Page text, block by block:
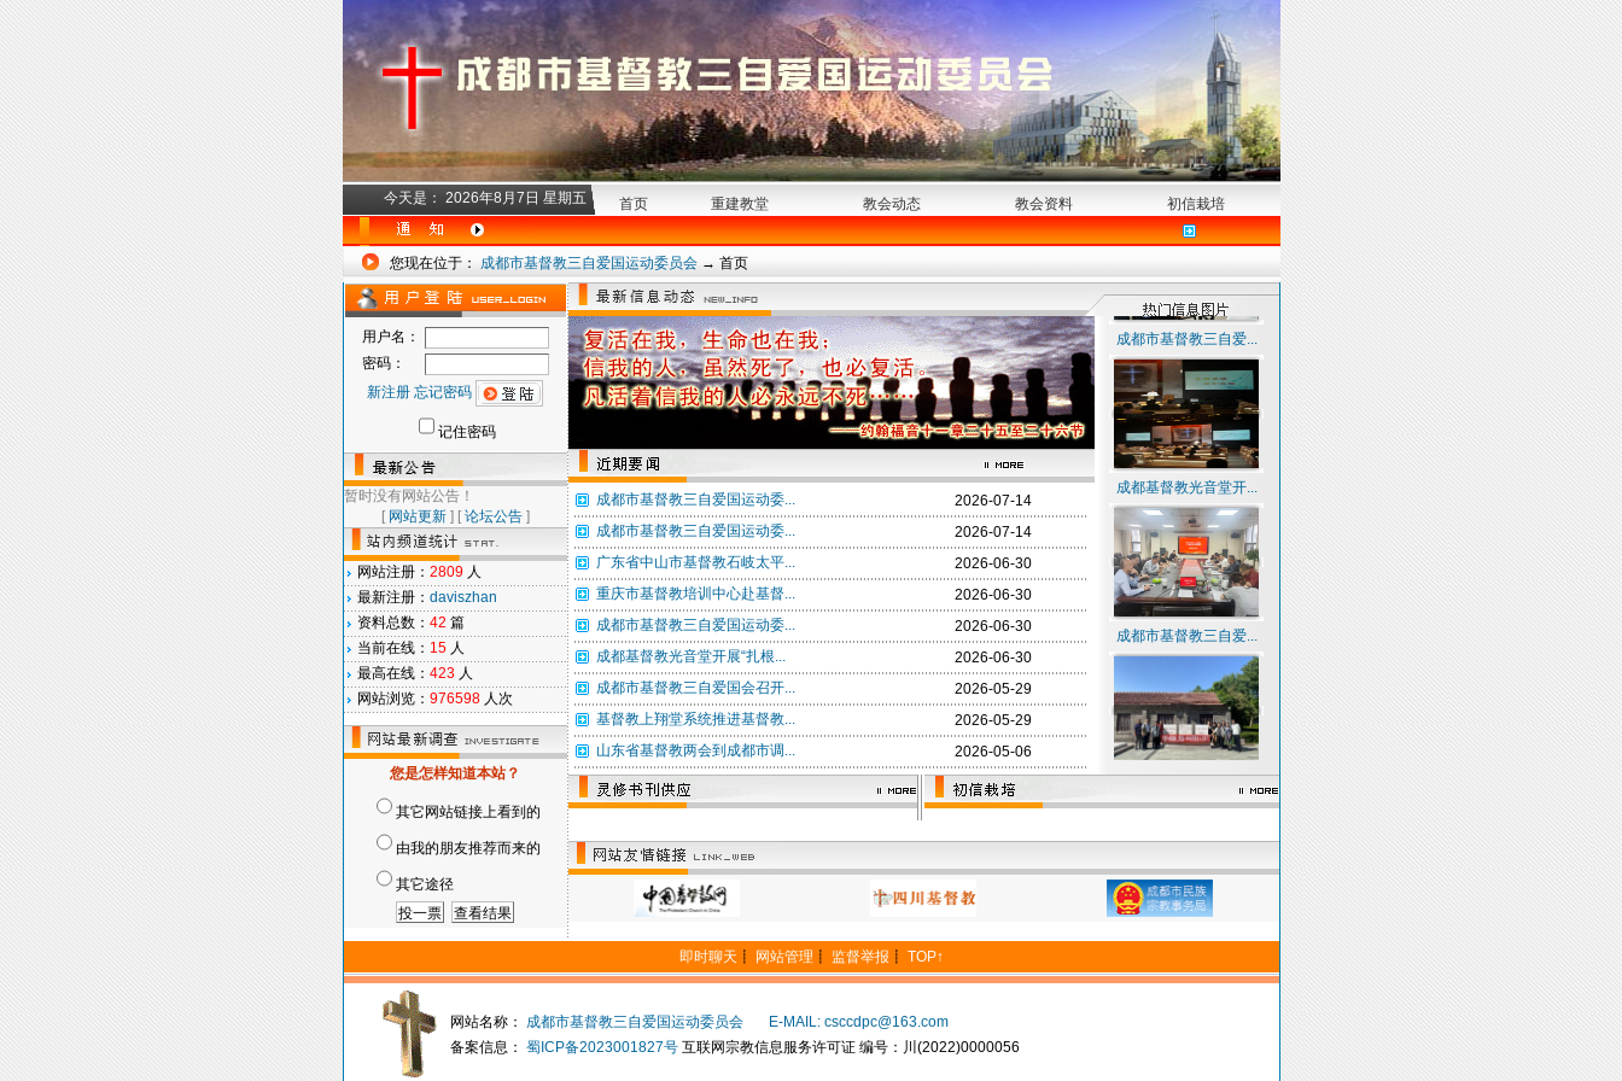
今天是： 2026年8月7日 星期五 首页 重建教堂 教会动态 教会资料 初信栽培
您现在位于： 成都市基督教三自爱国运动委员会→ 首页
用户名：
密码：
新注册 忘记密码
记住密码
暂时没有网站公告！
[ 网站更新] [ 论坛公告]
网站注册： 2809人
最新注册： daviszhan
资料总数： 42 篇
当前在线： 15人
最高在线： 423人
网站浏览： 976598人次
您是怎样知道本站？
其它网站链接上看到的
由我的朋友推荐而来的
其它途径
成都市基督教三自爱国运动委...
2026-07-14
成都市基督教三自爱国运动委...
2026-07-14
广东省中山市基督教石岐太平...
2026-06-30
重庆市基督教培训中心赴基督...
2026-06-30
成都市基督教三自爱国运动委...
2026-06-30
成都基督教光音堂开展“扎根...
2026-06-30
成都市基督教三自爱国会召开...
2026-05-29
基督教上翔堂系统推进基督教...
2026-05-29
山东省基督教两会到成都市调...
2026-05-06
成都市基督教三自爱...
成都基督教光音堂开...
成都市基督教三自爱...
基督教上翔堂系统推...
即时聊天 ┋ 网站管理 ┋ 监督举报 ┋ TOP↑
网站名称： 成都市基督教三自爱国运动委员会
E-MAIL: csccdpc@163.com
备案信息： 蜀ICP备2023001827号互联网宗教信息服务许可证 编号：川(2022)0000056